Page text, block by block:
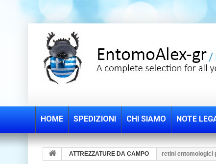
HOME SPEDIZIONI CHI SIAMO NOTE
ATTREZZATURE DA CAMPO retini entomologici